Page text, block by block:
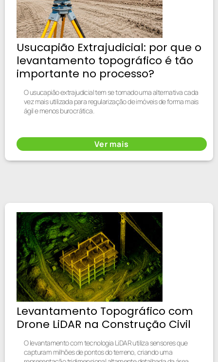
Usucapião Extrajudicial: por que o
levantamento topográfico é tão
importante no processo?
O usucapião extrajudicial tem se tornado uma alternativa cada
vez mais utilizada para regularização de imóveis de forma mais
ágil e menos burocrática.
Ver mais
Levantamento Topográfico com
Drone LiDAR na Construção Civil
O levantamento com tecnologia LiDAR utiliza sensores que
capturam milhões de pontos do terreno, criando uma